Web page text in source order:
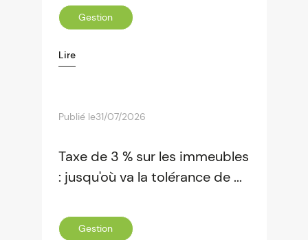
Gestion
Lire
Publié le31/07/2026
Taxe de 3 % sur les immeubles
: jusqu'où va la tolérance de ...
Gestion